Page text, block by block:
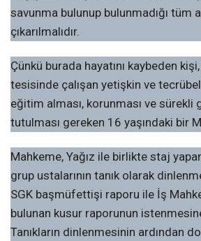
savunma bulunup bulunmadığı tüm
çıkarılmalıdır.
Çünkü burada hayatını kaybeden
tesisinde çalışan yetişkin ve
eğitim alması, korunması ve sürekli
tutulması gereken 16 yaşındaki bir
Mahkeme, Yağız ile birlikte staj
grup ustalarının tanık olarak
SGK başmüfettişi raporu ile İş
bulunan kusur raporunun
Tanıkların dinlenmesinin ardından